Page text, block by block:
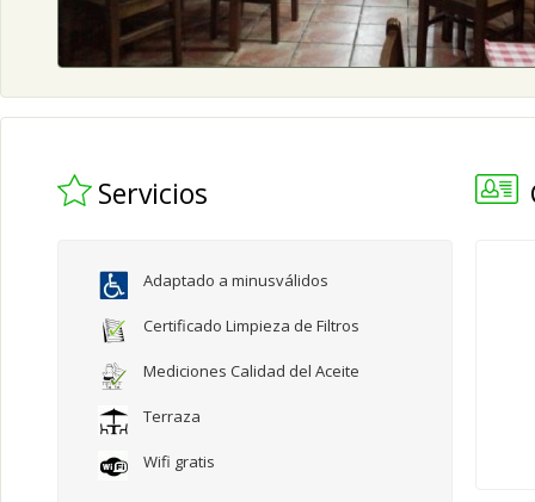
Servicios
Adaptado a minusválidos
Certificado Limpieza de Filtros
Mediciones Calidad del Aceite
Terraza
Wifi gratis